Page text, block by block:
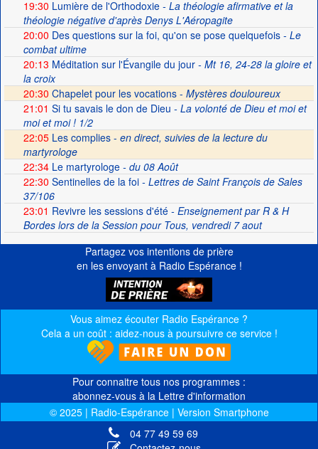
19:30 Lumière de l'Orthodoxie- La théologie afirmative et la
théologie négative d'après Denys L'Aéropagite
20:00 Des questions sur la foi, qu'on se pose quelquefois- Le
combat ultime
20:13 Méditation sur l'Évangile du jour- Mt 16, 24-28 la gloire et
la croix
20:30 Chapelet pour les vocations - Mystères douloureux
21:01 Si tu savais le don de Dieu - La volonté de Dieu et moi et
moi et moi ! 1/2
22:05Les complies - en direct, suivies de la lecture du
martyrologe
22:34Le martyrologe- du 08 Août
22:30 Sentinelles de la foi- Lettres de Saint François de Sales
37/106
23:01 Revivre les sessions d'été- Enseignement par R & H
Bordes lors de la Session pour Tous, vendredi 7 aout
Partagez vos intentions de prière
en les envoyant à Radio Espérance !
Vous aimez écouter Radio Espérance ?
Cela a un coût : aidez-nous à poursuivre ce service !
Pour connaitre tous nos programmes :
abonnez-vous à la Lettre d'information
© 2025 | Radio-Espérance | Version Smartphone
04 77 49 59 69